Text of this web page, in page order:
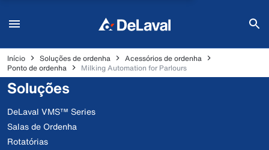
Início Soluções de ordenha
Acessórios de ordenha
Ponto de ordenha
Milking Automation for Parlours
Soluções
DeLaval VMS™ Series
Salas de Ordenha
Rotatórias